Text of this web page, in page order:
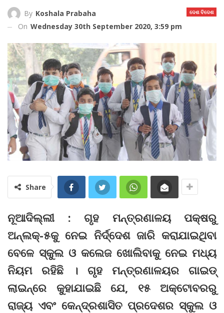
ଦେଶ ବିଦେଶ
By Koshala Prabaha
On Wednesday 30th September 2020, 3:59 pm
Share
ନୂଆଦିଲ୍ଲୀ : ଗୃହ ମନ୍ତ୍ରଣାଳୟ ପକ୍ଷରୁ
ଅନ୍‌ଲକ୍‌-୫କୁ ନେଇ ନିର୍ଦ୍ଦେଶ ଜାରି କରାଯାଇଥିବା
ବେଳେ ସ୍କୁଲ ଓ କଲେଜ ଖୋଲିବାକୁ ନେଇ ମଧ୍ୟ
ନିୟମ ରହିଛି । ଗୃହ ମନ୍ତ୍ରଣାଳୟର ଗାଇଡ୍‌
ଲାଇନ୍‌ରେ କୁହାଯାଇଛି ଯେ, ୧୫ ଅକ୍ଟୋବରରୁ
ରାଜ୍ୟ ଏବଂ କେନ୍ଦ୍ରଶାସିତ ପ୍ରଦେଶର ସ୍କୁଲ ଓ